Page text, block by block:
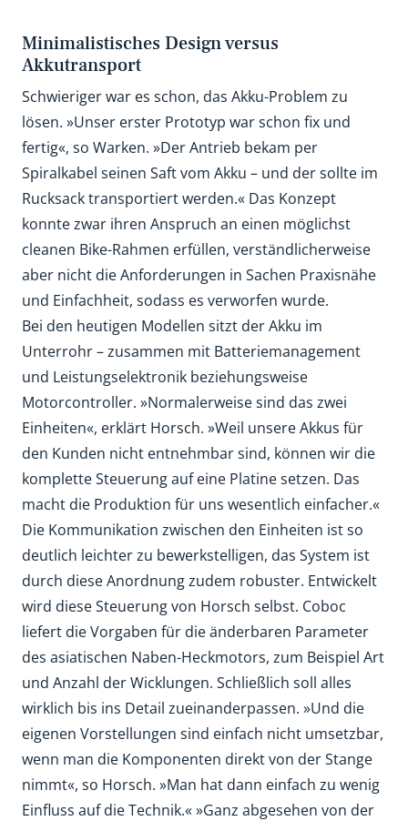
Minimalistisches Design versus
Akkutransport
Schwieriger war es schon, das Akku-Problem zu
lösen. »Unser erster Prototyp war schon fix und
fertig«, so Warken. »Der Antrieb bekam per
Spiralkabel seinen Saft vom Akku – und der sollte im
Rucksack transportiert werden.« Das Konzept
konnte zwar ihren Anspruch an einen möglichst
cleanen Bike-Rahmen erfüllen, verständlicherweise
aber nicht die Anforderungen in Sachen Praxisnähe
und Einfachheit, sodass es verworfen wurde.
Bei den heutigen Modellen sitzt der Akku im
Unterrohr – zusammen mit Batteriemanagement
und Leistungselektronik beziehungsweise
Motorcontroller. »Normalerweise sind das zwei
Einheiten«, erklärt Horsch. »Weil unsere Akkus für
den Kunden nicht entnehmbar sind, können wir die
komplette Steuerung auf eine Platine setzen. Das
macht die Produktion für uns wesentlich einfacher.«
Die Kommunikation zwischen den Einheiten ist so
deutlich leichter zu bewerkstelligen, das System ist
durch diese Anordnung zudem robuster. Entwickelt
wird diese Steuerung von Horsch selbst. Coboc
liefert die Vorgaben für die änderbaren Parameter
des asiatischen Naben-Heckmotors, zum Beispiel Art
und Anzahl der Wicklungen. Schließlich soll alles
wirklich bis ins Detail zueinanderpassen. »Und die
eigenen Vorstellungen sind einfach nicht umsetzbar,
wenn man die Komponenten direkt von der Stange
nimmt«, so Horsch. »Man hat dann einfach zu wenig
Einfluss auf die Technik.« »Ganz abgesehen von der